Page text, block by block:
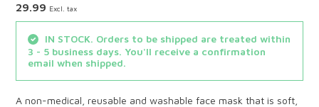
29.99 Excl. tax
IN STOCK. Orders to be shipped are treated within
3 - 5 business days. You'll receive a confirmation
email when shipped.
A non-medical, reusable and washable face mask that is soft,